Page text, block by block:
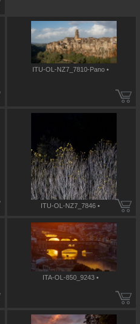
ITU-OL-NZ7_7810-Pano •
ITU-OL-NZ7_7846 •
ITA-OL-850_9243 •